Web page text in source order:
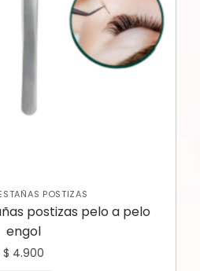
POSTIZAS
postizas pelo a pelo
engol
$ 4.900